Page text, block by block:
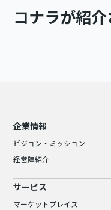
コナラが紹
企業情報
ビジョン・ミッション
経営陣紹介
サービス
マーケットプレイス